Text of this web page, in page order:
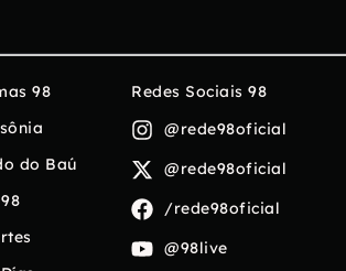
98
do Baú
Redes Sociais 98
@rede98oficial
@rede98oficial
/rede98oficial
@98live